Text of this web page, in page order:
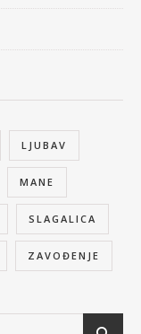
LJUBAV
MANE
SLAGALICA
ZAVOĐENJE